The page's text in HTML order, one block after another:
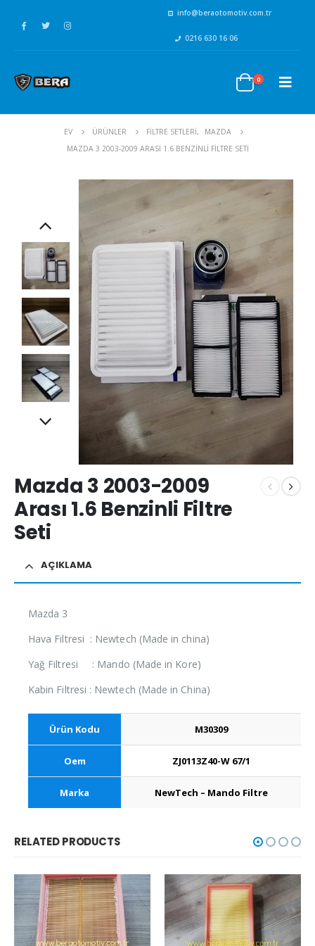
info@beraotomotiv.com.tr
0216 630 16 06
0
EV ÜRÜNLER FİLTRE SETLERİ,
MAZDA
MAZDA 3 2003-2009 ARASI 1.6 BENZINLI FILTRE SETI
Mazda 3 2003-2009
Arası 1.6 Benzinli Filtre
Seti
AÇIKLAMA
Mazda 3
Hava Filtresi : Newtech (Made in china)
Yağ Filtresi : Mando (Made in Kore)
Kabin Filtresi : Newtech (Made in China)
Ürün Kodu M30309
Oem ZJ0113Z40-W 67/1
Marka NewTech – Mando Filtre
RELATED PRODUCTS